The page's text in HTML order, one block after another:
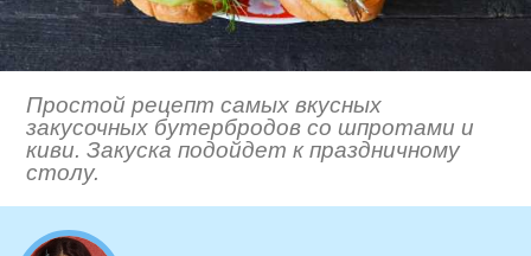
Простой рецепт самых вкусных
закусочных бутербродов со шпротами и
киви. Закуска подойдет к праздничному
столу.